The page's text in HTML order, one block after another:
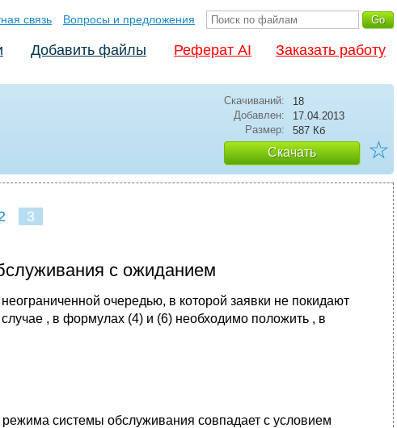
связь Вопросы и предложения
Добавить файлы Реферат AI Заказать работу
Скачиваний:
18
Добавлен:
17.04.2013
Размер:
587 Кб
Скачать ☆
3
с ожиданием
очередью, в которой заявки не покидают
, в формулах (4) и (6) необходимо положить , в
системы обслуживания совпадает с условием